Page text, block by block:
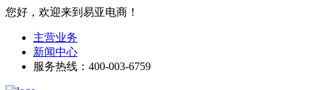
您好，欢迎来到易亚电商！
主营业务
新闻中心
服务热线：400-003-6759